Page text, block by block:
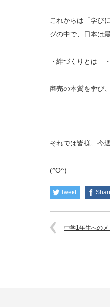
これからは「学び
グの中で、日本は
・絆づくりとは
商売の本質を学び
それでは皆様、今
(^O^)
Tweet
中学1年生へのメ